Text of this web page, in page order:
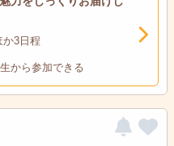
3日程
から参加できる